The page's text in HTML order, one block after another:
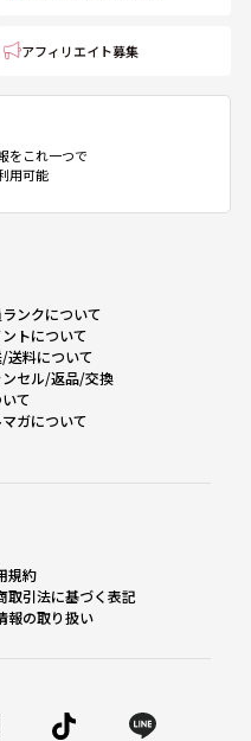
アフィリエイト募集
をこれ一つで
用可能
ンクについて
トについて
送料について
ンセル/返品/交換
て
マガについて
規約
取引法に基づく表記
報の取り扱い